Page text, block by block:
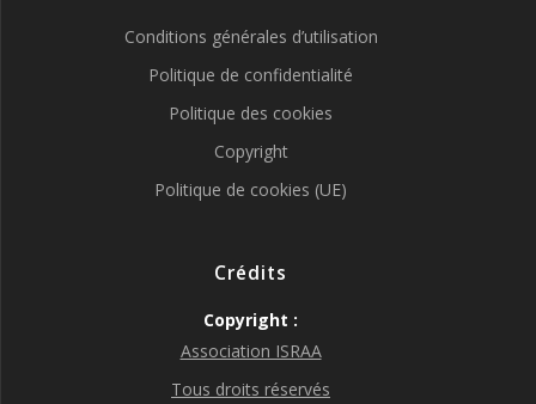
Conditions générales d’utilisation
Politique de confidentialité
Politique des cookies
Copyright
Politique de cookies (UE)
Crédits
Copyright :
Association ISRAA
Tous droits réservés